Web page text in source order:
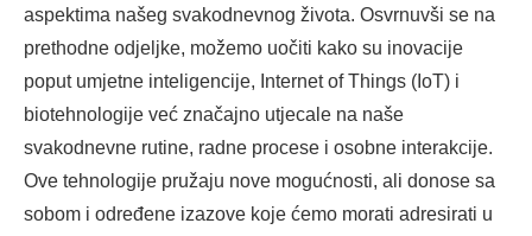
aspektima našeg svakodnevnog života. Osvrnuvši se na
prethodne odjeljke, možemo uočiti kako su inovacije
poput umjetne inteligencije, Internet of Things (IoT) i
biotehnologije već značajno utjecale na naše
svakodnevne rutine, radne procese i osobne interakcije.
Ove tehnologije pružaju nove mogućnosti, ali donose sa
sobom i određene izazove koje ćemo morati adresirati u